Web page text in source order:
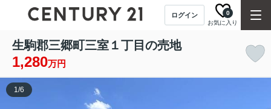
ログイン
お気に入り
0
生駒郡三郷町三室１丁目の売地
1,280万円
1/6